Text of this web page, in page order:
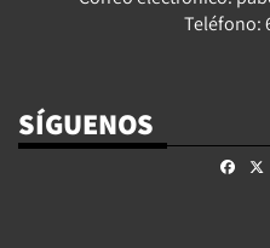
Teléfono:
SÍGUENOS